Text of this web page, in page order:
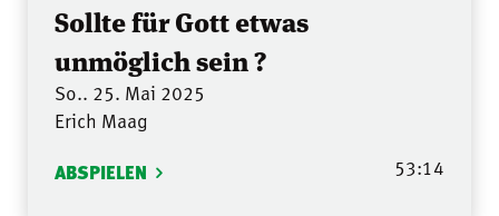
Sollte für Gott etwas
unmöglich sein ?
So.. 25. Mai 2025
Erich Maag
ABSPIELEN 53:14